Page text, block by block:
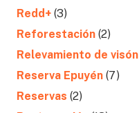
Redd+ (3)
Reforestación (2)
Relevamiento de visón
Reserva Epuyén (7)
Reservas (2)